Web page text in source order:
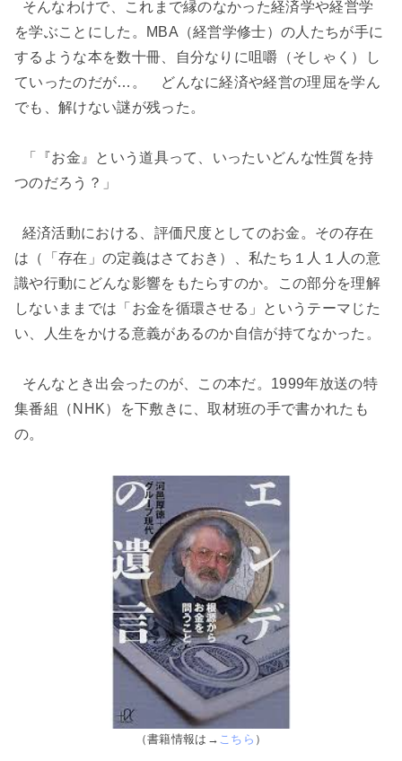
そんなわけで、これまで縁のなかった経済学や経営学
を学ぶことにした。MBA（経営学修士）の人たちが手に
するような本を数十冊、自分なりに咀嚼（そしゃく）し
ていったのだが…。 どんなに経済や経営の理屈を学ん
でも、解けない謎が残った。
「『お金』という道具って、いったいどんな性質を持
つのだろう？」
経済活動における、評価尺度としてのお金。その存在
は（「存在」の定義はさておき）、私たち１人１人の意
識や行動にどんな影響をもたらすのか。この部分を理解
しないままでは「お金を循環させる」というテーマじた
い、人生をかける意義があるのか自信が持てなかった。
そんなとき出会ったのが、この本だ。1999年放送の特
集番組（NHK）を下敷きに、取材班の手で書かれたも
の。
（書籍情報は→ こちら ）